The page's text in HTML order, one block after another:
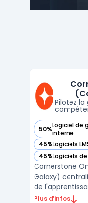
Pilotez
50%Logiciel de
interne
— voir
45%Logiciels
— voir
45%Logiciels
— voir
Cornerstone
Galaxy)
de
plateforme
Plus d’infos